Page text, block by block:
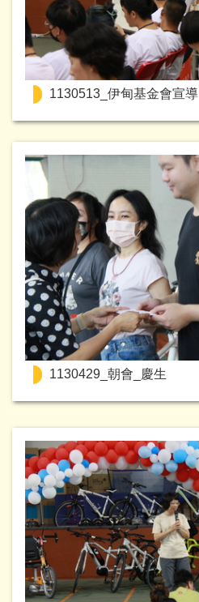
1130513_伊甸基金會宣導
1130429_朝會_慶生